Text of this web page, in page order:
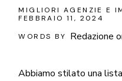
MIGLIORI AGENZIE E
FEBBRAIO 11, 2024
WORDS BY
Redazione
Abbiamo stilato una